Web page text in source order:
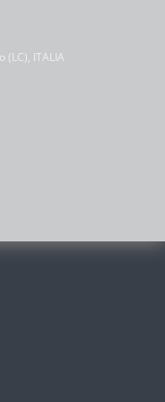
(LC), ITALIA